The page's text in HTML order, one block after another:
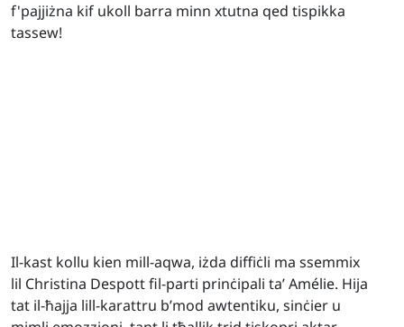
f'pajjiżna kif ukoll barra minn xtutna qed tispikka
tassew!
Il-kast kollu kien mill-aqwa, iżda diffiċli ma ssemmix
lil Christina Despott fil-parti prinċipali ta’ Amélie. Hija
tat il-ħajja lill-karattru b’mod awtentiku, sinċier u